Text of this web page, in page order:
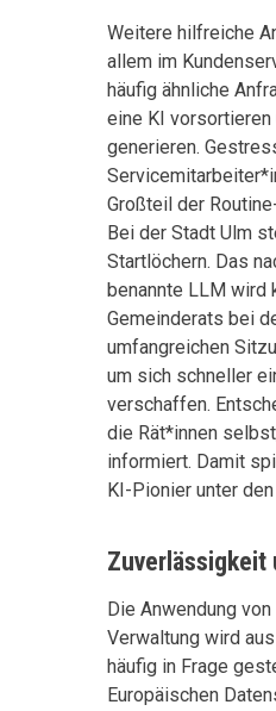
Weitere hilfreiche
allem im
häufig ähnliche
eine KI
generieren.
Großteil der
Bei der Stadt Ulm
Startlöchern. Das
benannte LLM
Gemeinderats bei
umfangreichen
um sich schneller
verschaffen.
die Rät*innen
informiert. Damit
KI-Pionier unter
Zuverlässigkeit
Die Anwendung
Verwaltung wird
häufig in Frage
Europäischen